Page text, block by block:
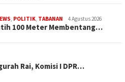
POLITIK TABANAN 4 Agustus 2026
100 Meter Membentang…
Rai, Komisi I DPR…